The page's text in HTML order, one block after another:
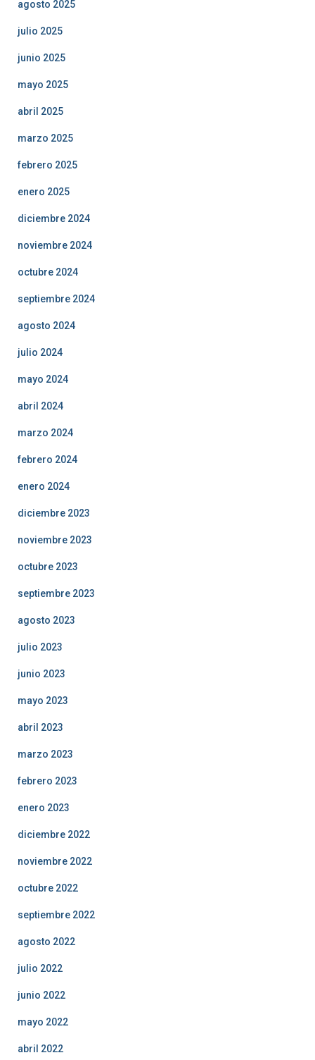
agosto 2025
julio 2025
junio 2025
mayo 2025
abril 2025
marzo 2025
febrero 2025
enero 2025
diciembre 2024
noviembre 2024
octubre 2024
septiembre 2024
agosto 2024
julio 2024
mayo 2024
abril 2024
marzo 2024
febrero 2024
enero 2024
diciembre 2023
noviembre 2023
octubre 2023
septiembre 2023
agosto 2023
julio 2023
junio 2023
mayo 2023
abril 2023
marzo 2023
febrero 2023
enero 2023
diciembre 2022
noviembre 2022
octubre 2022
septiembre 2022
agosto 2022
julio 2022
junio 2022
mayo 2022
abril 2022